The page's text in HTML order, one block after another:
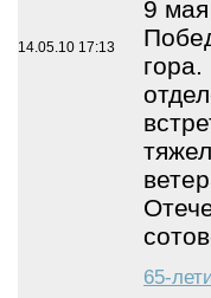
14.05.10 17:13
9
65-